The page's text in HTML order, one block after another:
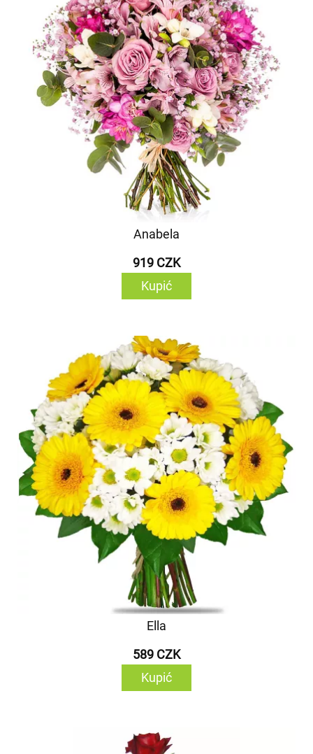
Anabela
919 CZK
Kupić
Ella
589 CZK
Kupić